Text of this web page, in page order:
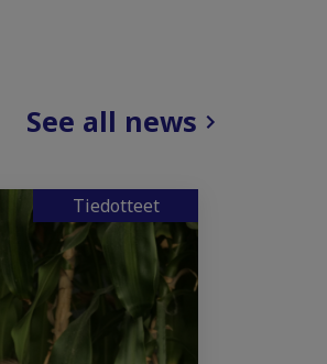
See all news
Tiedotteet